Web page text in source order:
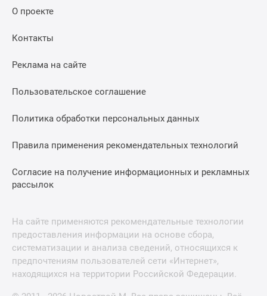
О проекте
Контакты
Реклама на сайте
Пользовательское соглашение
Политика обработки персональных данных
Правила применения рекомендательных технологий
Согласие на получение информационных и рекламных
рассылок
На сайте применяются рекомендательные технологии
предоставления информации на основе сбора,
систематизации и анализа сведений, относящихся к
предпочтениям пользователей сети «Интернет»,
находящихся на территории Российской Федерации.